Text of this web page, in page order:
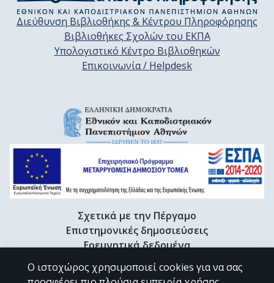
Διεύθυνση Βιβλιοθήκης & Κέντρου Πληροφόρησης
Βιβλιοθήκες Σχολών του ΕΚΠΑ
Υπολογιστικό Κέντρο Βιβλιοθηκών
Επικοινωνία / Helpdesk
Σχετικά με την Πέργαμο
Επιστημονικές δημοσιεύσεις
Ερευνητικά δεδομένα
Διδακτορικές διατριβές & Γκρίζα βιβλιογραφία
Προφίλ Ερευνητή
Ο ιστοχώρος χρησιμοποιεί cookies για να σας